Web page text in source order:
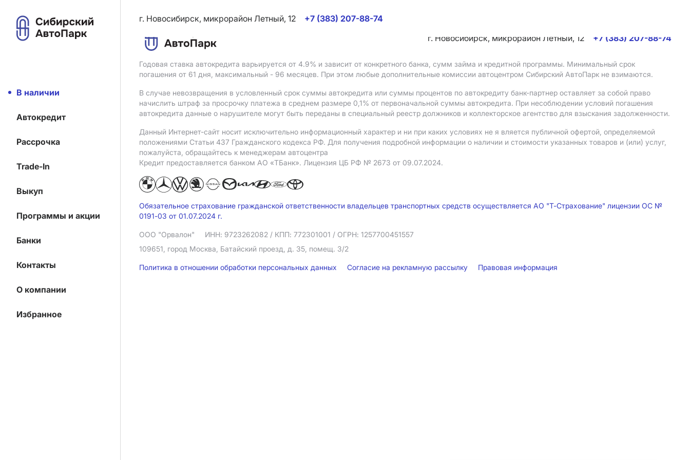
В наличии
Автокредит
Рассрочка
Trade-In
Выкуп
Программы и акции
Банки
Контакты
О компании
Избранное
г. Новосибирск, микрорайон Летный, 12
+7 (383) 207-88-74
г. Новосибирск, микрорайон Летный, 12
+7 (383) 207-88-74
Годовая ставка автокредита варьируется от 4.9% и зависит от конкретного банка, сумм займа и кредитной программы. Минимальный срок
погашения от 61 дня, максимальный - 96 месяцев. При этом любые дополнительные комиссии автоцентром Сибирский АвтоПарк не взимаются.
В случае невозвращения в условленный срок суммы автокредита или суммы процентов по автокредиту банк-партнер оставляет за собой право
начислить штраф за просрочку платежа в среднем размере 0,1% от первоначальной суммы автокредита. При несоблюдении условий погашения
автокредита данные о нарушителе могут быть переданы в специальный реестр должников и коллекторское агентство для взыскания задолженности.
Данный Интернет-сайт носит исключительно информационный характер и ни при каких условиях не я вляется публичной офертой, определяемой
положениями Статьи 437 Гражданского кодекса РФ. Для получения подробной информации о наличии и стоимости указанных товаров и (или) услуг,
пожалуйста, обращайтесь к менеджерам автоцентра
Кредит предоставляется банком АO «ТБанк». Лицензия ЦБ РФ № 2673 от 09.07.2024.
Обязательное страхование гражданской ответственности владельцев транспортных средств осуществляется АО "Т-Страхование" лицензии ОС №
0191-03 от 01.07.2024 г.
ООО "Орвалон" ИНН: 9723262082 / КПП: 772301001 / ОГРН: 1257700451557
109651, город Москва, Батайский проезд, д. 35, помещ. 3/2
Политика в отношении обработки персональных данных Согласие на рекламную рассылку Правовая информация